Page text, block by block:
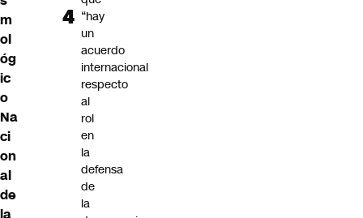
m
ol
óg
ic
o
Na
ci
on
al
de
la
“hay
un
acuerdo
internacional
respecto
al
rol
en
la
defensa
de
la